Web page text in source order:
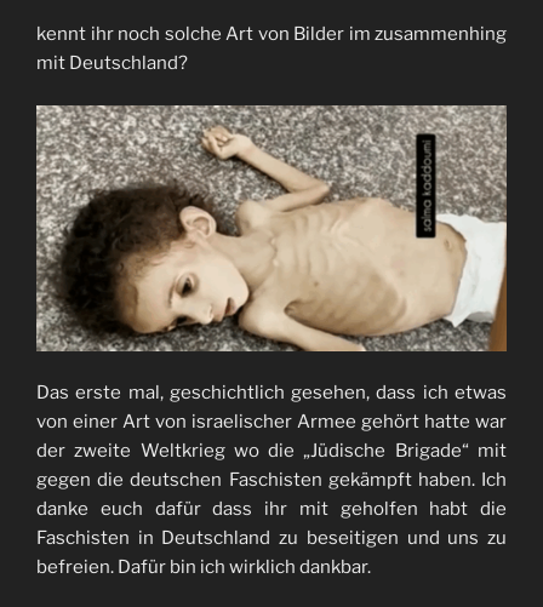
kennt ihr noch solche Art von Bilder im zusammenhing
mit Deutschland?
Das erste mal, geschichtlich gesehen, dass ich etwas
von einer Art von israelischer Armee gehört hatte war
der zweite Weltkrieg wo die „Jüdische Brigade“ mit
gegen die deutschen Faschisten gekämpft haben. Ich
danke euch dafür dass ihr mit geholfen habt die
Faschisten in Deutschland zu beseitigen und uns zu
befreien. Dafür bin ich wirklich dankbar.